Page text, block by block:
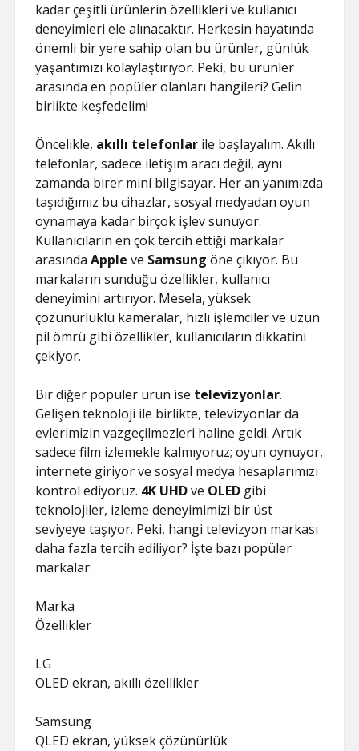
kadar çeşitli ürünlerin özellikleri ve kullanıcı
deneyimleri ele alınacaktır. Herkesin hayatında
önemli bir yere sahip olan bu ürünler, günlük
yaşantımızı kolaylaştırıyor. Peki, bu ürünler
arasında en popüler olanları hangileri? Gelin
birlikte keşfedelim!
Öncelikle, akıllı telefonlar ile başlayalım. Akıllı
telefonlar, sadece iletişim aracı değil, aynı
zamanda birer mini bilgisayar. Her an yanımızda
taşıdığımız bu cihazlar, sosyal medyadan oyun
oynamaya kadar birçok işlev sunuyor.
Kullanıcıların en çok tercih ettiği markalar
arasındaApple ve Samsung öne çıkıyor. Bu
markaların sunduğu özellikler, kullanıcı
deneyimini artırıyor. Mesela, yüksek
çözünürlüklü kameralar, hızlı işlemciler ve uzun
pil ömrü gibi özellikler, kullanıcıların dikkatini
çekiyor.
Bir diğer popüler ürün ise televizyonlar.
Gelişen teknoloji ile birlikte, televizyonlar da
evlerimizin vazgeçilmezleri haline geldi. Artık
sadece film izlemekle kalmıyoruz; oyun oynuyor,
internete giriyor ve sosyal medya hesaplarımızı
kontrol ediyoruz. 4K UHDve OLED gibi
teknolojiler, izleme deneyimimizi bir üst
seviyeye taşıyor. Peki, hangi televizyon markası
daha fazla tercih ediliyor? İşte bazı popüler
markalar:
Marka
Özellikler
LG
OLED ekran, akıllı özellikler
Samsung
QLED ekran, yüksek çözünürlük